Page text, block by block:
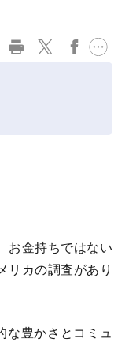
お金持ちではない
リカの調査があり
豊かさとコミュ